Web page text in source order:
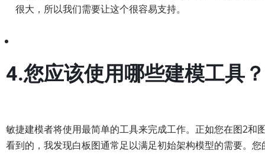
很大，所以我们需要让这个很容易支持。
4.您应该使用哪些建模工具？
敏捷建模者将使用最简单的工具来完成工作。正如您在图2和
看到的，我发现白板图通常足以满足初始架构模型的需要。您